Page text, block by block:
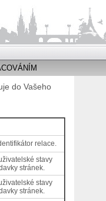
do Vašeho
relace.
stavy
stránek.
stavy
stránek.